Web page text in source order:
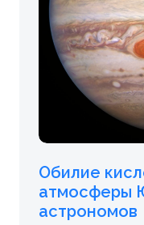
Обилие
атмосферы
астрономов